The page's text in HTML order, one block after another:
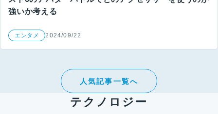
強いか考える
エンタメ 2024/09/22
人気記事一覧へ
テクノロジー